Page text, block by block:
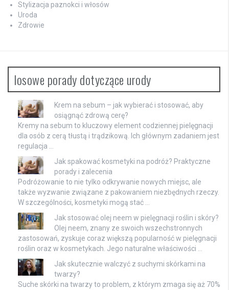
Stylizacja paznokci i włosów
Uroda
Zdrowie
losowe porady dotyczące urody
Krem na sebum – jak wybierać i stosować, aby
osiągnąć zdrową cerę?
Kremy na sebum to kluczowy element codziennej pielęgnacji
dla osób z cerą tłustą i trądzikową. Ich głównym zadaniem jest
regulacja …
Jak spakować kosmetyki na podróż? Praktyczne
porady i zalecenia
Podróżowanie to nie tylko odkrywanie nowych miejsc, ale
także wyzwanie związane z pakowaniem niezbędnych rzeczy.
W szczególności, kosmetyki mogą stać …
Jak stosować olej neem w pielęgnacji roślin i skóry?
Olej neem, znany ze swoich wszechstronnych
zastosowań, zyskuje coraz większą popularność w pielęgnacji
roślin oraz w kosmetykach. Jego naturalne właściwości …
Jak skutecznie walczyć z suchymi skórkami na
twarzy?
Suche skórki na twarzy to problem, z którym zmaga się aż 70%